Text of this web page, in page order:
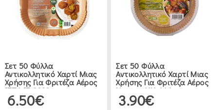
Σετ 50 Φύλλα
Αντικολλητικό Χαρτί Μιας
Χρήσης Για Φριτέζα Αέρος
IZZY IZ-8232
6.50€
Σετ 50 Φύλλα
Αντικολλητικό Χαρτί Μιας
Χρήσης Για Φριτέζα Αέρος
Human HU-AA1
3.90€
ΔΕΙΤΕ 26 ΠΡΟΪΟΝΤΑ